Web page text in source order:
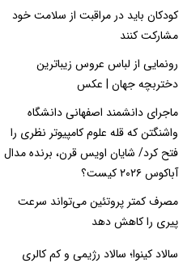
کودکان باید در مراقبت از سلامت خود
مشارکت کنند
رونمایی از لباس عروس زیباترین
دختربچه جهان | عکس
ماجرای دانشمند اصفهانی دانشگاه
واشنگتن که قله علوم کامپیوتر نظری را
فتح کرد/ شایان اویس‌ قرن، برنده مدال
آباکوس ۲۰۲۶ کیست؟
مصرف کمتر پروتئین می‌تواند سرعت
پیری را کاهش دهد
سالاد کینوا؛ سالاد رژیمی و کم کالری